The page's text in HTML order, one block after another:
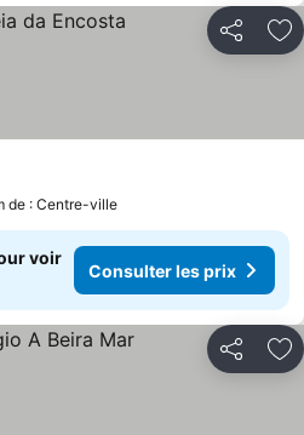
Partager
de : Centre-ville
voir
Consulter les prix
Partager